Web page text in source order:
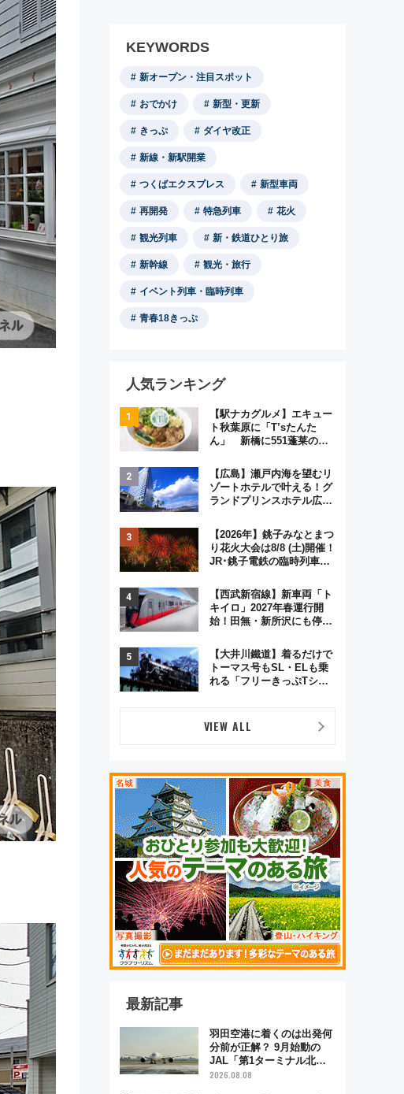
KEYWORDS
新オープン・注目スポット
おでかけ 新型・更新
きっぷ ダイヤ改正
新線・新駅開業
つくばエクスプレス 新型車両
再開発 特急列車 花火
観光列車 新・鉄道ひとり旅
新幹線 観光・旅行
イベント列車・臨時列車
青春18きっぷ
人気ランキング
【駅ナカグルメ】エキュー
ト秋葉原に「T’sたんた
ん」 新橋に551蓬莱の
オムライス専門店「肉とた
まご」新グルメ続々登場！
【2026年8月】
【広島】瀬戸内海を望むリ
ゾートホテルで叶える！グ
ランドプリンスホテル広島
ジュアルパーティープラン
【2026年】銚子みなとまつ
り花火大会は8/8 (土)開催！
JR･銚子電鉄の臨時列車や
く8,000発の大迫力＆屋台
を満喫
【西武新宿線】新車両「ト
キイロ」2027年春運行開
始！田無・新所沢にも停
弾」も
【大井川鐵道】着るだけで
トーマス号もSL・ELも乗
れる「フリーきっぷTシャ
VIEW ALL
最新記事
羽田空港に着くのは出発何
分前が正解？ 9月始動の
JAL「第1ターミナル北側
サテライト」は徒歩1キロ
2026.08.08